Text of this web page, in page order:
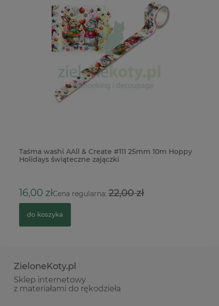
Taśma washi AAll & Create #111 25mm 10m Hoppy
Holidays świąteczne zajączki
16,00 złCena regularna:22,00 zł
do koszyka
ZieloneKoty.pl
Sklep internetowy
z materiałami do rękodzieła